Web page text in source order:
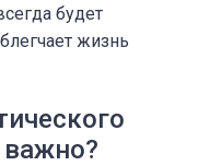
будет
жизнь